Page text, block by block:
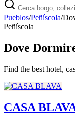
Pueblos/Peñíscola/
Peñíscola
Dove
Find the best hotel,
CASA